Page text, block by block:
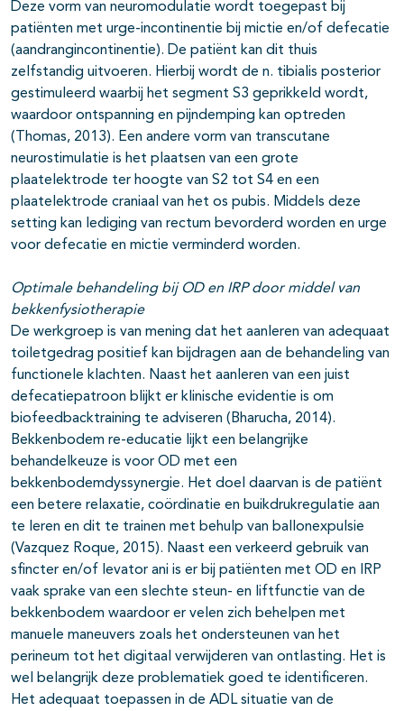
Deze vorm van neuromodulatie wordt toegepast bij
patiënten met urge-incontinentie bij mictie en/of defecatie
(aandrangincontinentie). De patiënt kan dit thuis
zelfstandig uitvoeren. Hierbij wordt de n. tibialis posterior
gestimuleerd waarbij het segment S3 geprikkeld wordt,
waardoor ontspanning en pijndemping kan optreden
(Thomas, 2013). Een andere vorm van transcutane
neurostimulatie is het plaatsen van een grote
plaatelektrode ter hoogte van S2 tot S4 en een
plaatelektrode craniaal van het os pubis. Middels deze
setting kan lediging van rectum bevorderd worden en urge
voor defecatie en mictie verminderd worden.
Optimale behandeling bij OD en IRP door middel van
bekkenfysiotherapie
De werkgroep is van mening dat het aanleren van adequaat
toiletgedrag positief kan bijdragen aan de behandeling van
functionele klachten. Naast het aanleren van een juist
defecatiepatroon blijkt er klinische evidentie is om
biofeedbacktraining te adviseren (Bharucha, 2014).
Bekkenbodem re-educatie lijkt een belangrijke
behandelkeuze is voor OD met een
bekkenbodemdyssynergie. Het doel daarvan is de patiënt
een betere relaxatie, coördinatie en buikdrukregulatie aan
te leren en dit te trainen met behulp van ballonexpulsie
(Vazquez Roque, 2015). Naast een verkeerd gebruik van
sfincter en/of levator ani is er bij patiënten met OD en IRP
vaak sprake van een slechte steun- en liftfunctie van de
bekkenbodem waardoor er velen zich behelpen met
manuele maneuvers zoals het ondersteunen van het
perineum tot het digitaal verwijderen van ontlasting. Het is
wel belangrijk deze problematiek goed te identificeren.
Het adequaat toepassen in de ADL situatie van de